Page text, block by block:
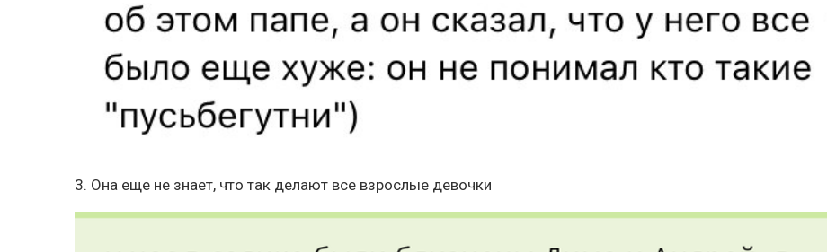
3. Она еще не знает, что так делают все взрослые девочки